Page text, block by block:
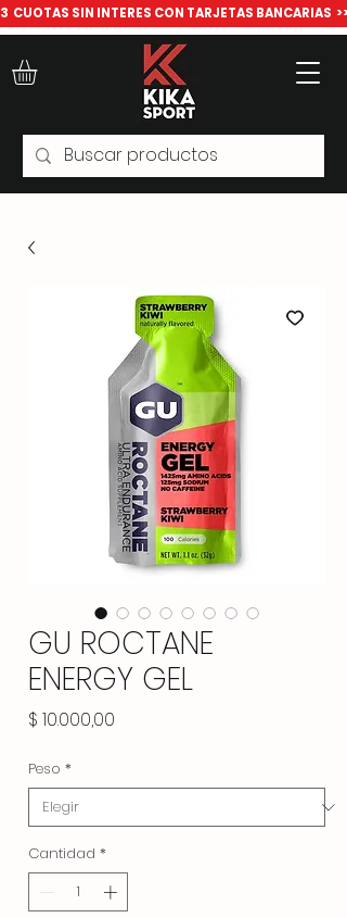
​3  CUOTAS SIN INTERES CON TARJETAS
GU ROCTANE
ENERGY GEL
$ 10.000,00
Peso *
Cantidad *